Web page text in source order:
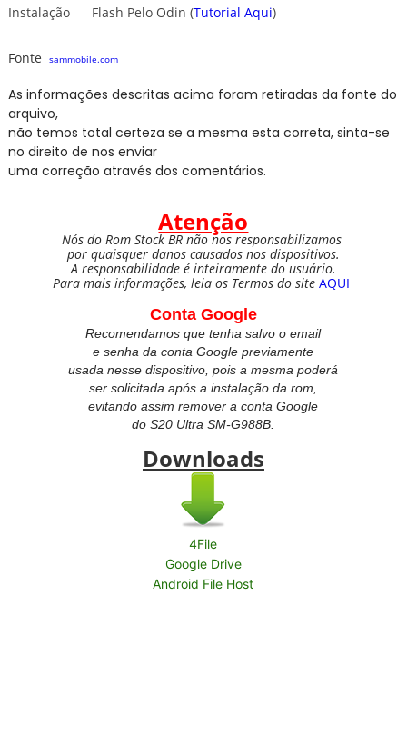
Instalação Flash Pelo Odin (Tutorial Aqui)
Fonte sammobile.com
As informações descritas acima foram retiradas da fonte do
arquivo,
não temos total certeza se a mesma esta correta, sinta-se
no direito de nos enviar
uma correção através dos comentários.
Atenção
Nós do Rom Stock BR não nos responsabilizamos
por quaisquer danos causados nos dispositivos.
A responsabilidade é inteiramente do usuário.
Para mais informações, leia os Termos do site AQUI
Conta Google
Recomendamos que tenha salvo o email
e senha da conta Google previamente
usada nesse dispositivo, pois a mesma poderá
ser solicitada após a instalação da rom,
evitando assim remover a conta Google
doS20 Ultra SM-G988B.
Downloads
4File
Google Drive
Android File Host